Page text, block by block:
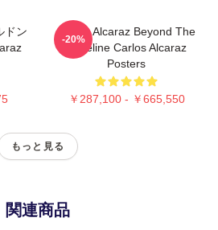
ドン
Carlos Alcaraz Beyond The
Baseline Carlos Alcaraz
Posters
￥287,100 - ￥665,550
-20%
もっと見る
関連商品